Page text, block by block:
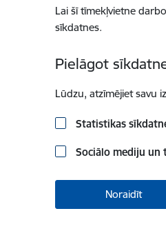
Lai šī tīmekļvietne
sīkdatnes.
Pielāgot
Lūdzu, atzīmējiet savu
Statistikas
Sociālo mediju un
Noraidīt